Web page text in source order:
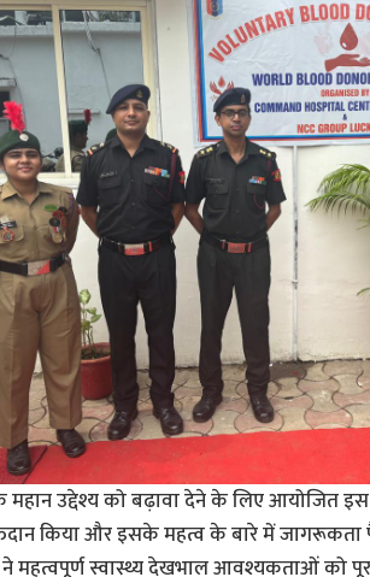
महान उद्देश्य को बढ़ावा देने के लिए आयोजित
किया और इसके महत्व के बारे में जागरूकता
ने महत्वपूर्ण स्वास्थ्य देखभाल आवश्यकताओं को